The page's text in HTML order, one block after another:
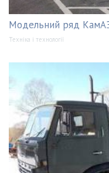
Модельний ряд
Техніка і технології